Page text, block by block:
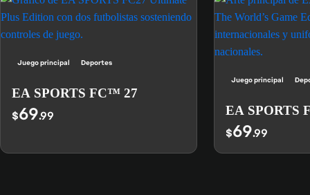
Juego principal Deportes
EA SPORTS FC™ 27
$69.99
Juego principal
EA SPORTS
$69.99